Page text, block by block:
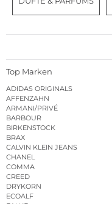
Top Marken
ADIDAS ORIGINALS
AFFENZAHN
ARMANI/PRIVÉ
BARBOUR
BIRKENSTOCK
BRAX
CALVIN KLEIN JEANS
CHANEL
COMMA
CREED
DRYKORN
ECOALF